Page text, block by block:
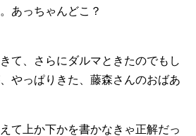
あっちゃんどこ？
て、さらにダルマときたのでもし
やっぱりきた、藤森さんのおばあ
て上か下かを書かなきゃ正解だっ